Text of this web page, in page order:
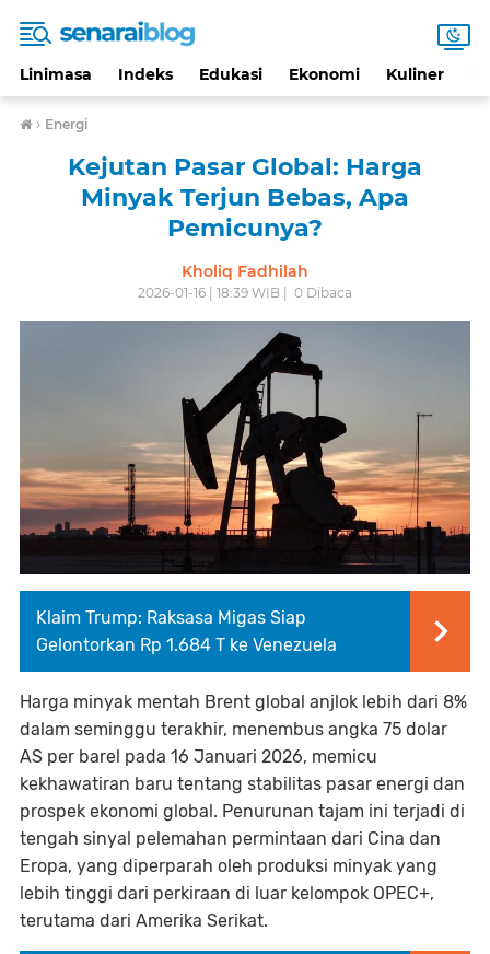
Linimasa Indeks Edukasi Ekonomi Kuliner
› Energi
Kejutan Pasar Global: Harga
Minyak Terjun Bebas, Apa
Pemicunya?
Kholiq Fadhilah
2026-01-16 | 18:39 WIB | 0 Dibaca
Klaim Trump: Raksasa Migas Siap
Gelontorkan Rp 1.684 T ke Venezuela
Harga minyak mentah Brent global anjlok lebih dari 8%
dalam seminggu terakhir, menembus angka 75 dolar
AS per barel pada 16 Januari 2026, memicu
kekhawatiran baru tentang stabilitas pasar energi dan
prospek ekonomi global. Penurunan tajam ini terjadi di
tengah sinyal pelemahan permintaan dari Cina dan
Eropa, yang diperparah oleh produksi minyak yang
lebih tinggi dari perkiraan di luar kelompok OPEC+,
terutama dari Amerika Serikat.